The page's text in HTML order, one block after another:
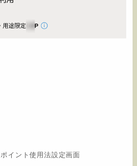
イント使用法設定画面